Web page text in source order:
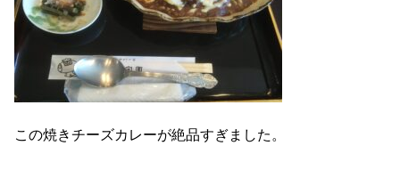
この焼きチーズカレーが絶品すぎました。